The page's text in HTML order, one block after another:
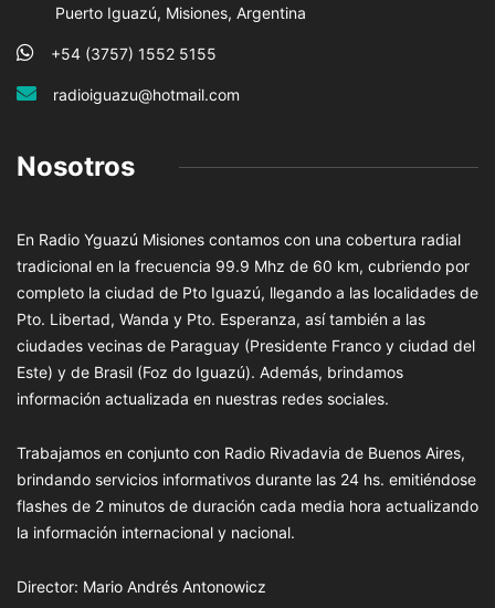
Puerto Iguazú, Misiones, Argentina
+54 (3757) 1552 5155
radioiguazu@hotmail.com
Nosotros
En Radio Yguazú Misiones contamos con una cobertura radial
tradicional en la frecuencia 99.9 Mhz de 60 km, cubriendo por
completo la ciudad de Pto Iguazú, llegando a las localidades de
Pto. Libertad, Wanda y Pto. Esperanza, así también a las
ciudades vecinas de Paraguay (Presidente Franco y ciudad del
Este) y de Brasil (Foz do Iguazú). Además, brindamos
información actualizada en nuestras redes sociales.
Trabajamos en conjunto con Radio Rivadavia de Buenos Aires,
brindando servicios informativos durante las 24 hs. emitiéndose
flashes de 2 minutos de duración cada media hora actualizando
la información internacional y nacional.
Director: Mario Andrés Antonowicz